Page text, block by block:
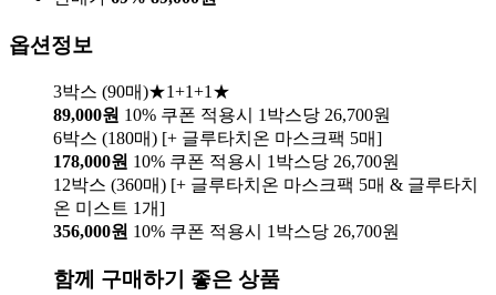
옵션정보
3박스 (90매)★1+1+1★
89,000원 10% 쿠폰 적용시 1박스당 26,700원
6박스 (180매) [+ 글루타치온 마스크팩 5매]
178,000원 10% 쿠폰 적용시 1박스당 26,700원
12박스 (360매) [+ 글루타치온 마스크팩 5매 & 글루타치
온 미스트 1개]
356,000원 10% 쿠폰 적용시 1박스당 26,700원
함께 구매하기 좋은 상품